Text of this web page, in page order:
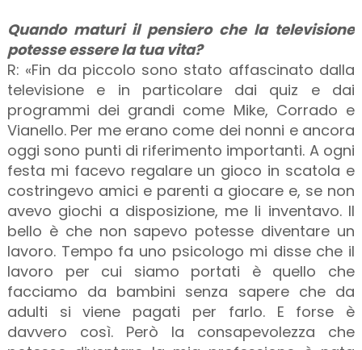
Quando maturi il pensiero che la televisione
potesse essere la tua vita?
R: «Fin da piccolo sono stato affascinato dalla
televisione e in particolare dai quiz e dai
programmi dei grandi come Mike, Corrado e
Vianello. Per me erano come dei nonni e ancora
oggi sono punti di riferimento importanti. A ogni
festa mi facevo regalare un gioco in scatola e
costringevo amici e parenti a giocare e, se non
avevo giochi a disposizione, me li inventavo. Il
bello è che non sapevo potesse diventare un
lavoro. Tempo fa uno psicologo mi disse che il
lavoro per cui siamo portati è quello che
facciamo da bambini senza sapere che da
adulti si viene pagati per farlo. E forse è
davvero così. Però la consapevolezza che